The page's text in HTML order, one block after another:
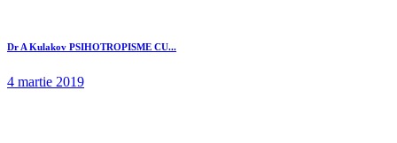
Dr A Kulakov PSIHOTROPISME CU...
4 martie 2019